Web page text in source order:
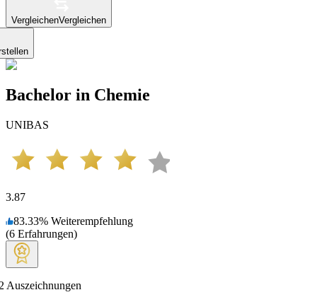
VergleichenVergleichen
Bachelor in Chemie
UNIBAS
3.87
83.33% Weiterempfehlung
(6 Erfahrungen)
Auszeichnungen